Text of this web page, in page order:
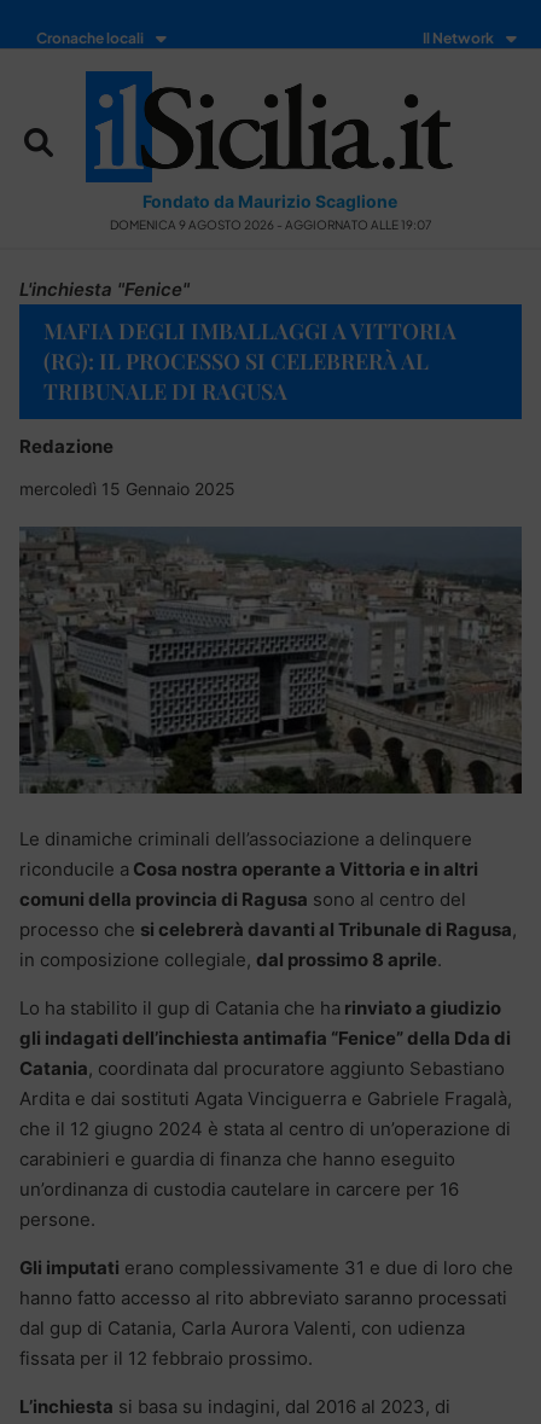
Cronache locali Il Network
Fondato da Maurizio Scaglione
DOMENICA 9 AGOSTO 2026 - AGGIORNATO ALLE 19:07
L'inchiesta "Fenice"
MAFIA DEGLI IMBALLAGGI A VITTORIA
(RG): IL PROCESSO SI CELEBRERÀ AL
TRIBUNALE DI RAGUSA
Redazione
mercoledì 15 Gennaio 2025
Le dinamiche criminali dell’associazione a delinquere
riconducile a Cosa nostra operante a Vittoria e in altri
comuni della provincia di Ragusa sono al centro del
processo che si celebrerà davanti al Tribunale di Ragusa,
in composizione collegiale, dal prossimo 8 aprile.
Lo ha stabilito il gup di Catania che ha rinviato a giudizio
gli indagati dell’inchiesta antimafia “Fenice” della Dda di
Catania, coordinata dal procuratore aggiunto Sebastiano
Ardita e dai sostituti Agata Vinciguerra e Gabriele Fragalà,
che il 12 giugno 2024 è stata al centro di un’operazione di
carabinieri e guardia di finanza che hanno eseguito
un’ordinanza di custodia cautelare in carcere per 16
persone.
Gli imputati erano complessivamente 31 e due di loro che
hanno fatto accesso al rito abbreviato saranno processati
dal gup di Catania, Carla Aurora Valenti, con udienza
fissata per il 12 febbraio prossimo.
L’inchiesta si basa su indagini, dal 2016 al 2023, di